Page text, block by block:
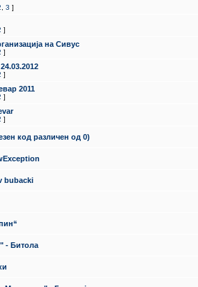
3 ]
]
на Сивус
]
]
2011
]
]
код различен од 0)
bubacki
- Битола